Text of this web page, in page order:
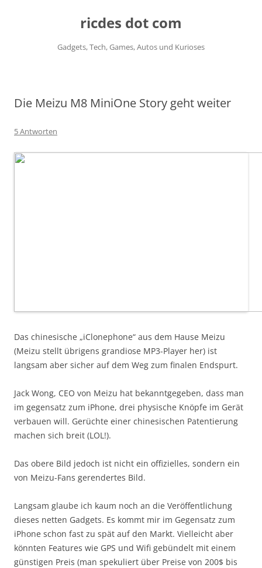
ricdes dot com
Gadgets, Tech, Games, Autos und Kurioses
Die Meizu M8 MiniOne Story geht weiter
5 Antworten
Das chinesische „iClonephone“ aus dem Hause Meizu
(Meizu stellt übrigens grandiose MP3-Player her) ist
langsam aber sicher auf dem Weg zum finalen Endspurt.
Jack Wong, CEO von Meizu hat bekanntgegeben, dass man
im gegensatz zum iPhone, drei physische Knöpfe im Gerät
verbauen will. Gerüchte einer chinesischen Patentierung
machen sich breit (LOL!).
Das obere Bild jedoch ist nicht ein offizielles, sondern ein
von Meizu-Fans gerendertes Bild.
Langsam glaube ich kaum noch an die Veröffentlichung
dieses netten Gadgets. Es kommt mir im Gegensatz zum
iPhone schon fast zu spät auf den Markt. Vielleicht aber
könnten Features wie GPS und Wifi gebündelt mit einem
günstigen Preis (man spekuliert über Preise von 200$ bis